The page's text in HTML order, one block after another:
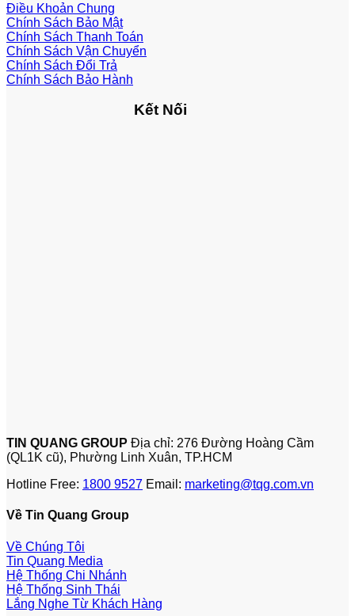
Điều Khoản Chung
Chính Sách Bảo Mật
Chính Sách Thanh Toán
Chính Sách Vận Chuyển
Chính Sách Đổi Trả
Chính Sách Bảo Hành
Kết Nối
TIN QUANG GROUP Địa chỉ: 276 Đường Hoàng Cầm
(QL1K cũ), Phường Linh Xuân, TP.HCM
Hotline Free: 1800 9527 Email: marketing@tqg.com.vn
Về Tin Quang Group
Về Chúng Tôi
Tin Quang Media
Hệ Thống Chi Nhánh
Hệ Thống Sinh Thái
Lắng Nghe Từ Khách Hàng